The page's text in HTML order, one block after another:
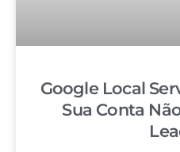
Google Local
Sua Conta